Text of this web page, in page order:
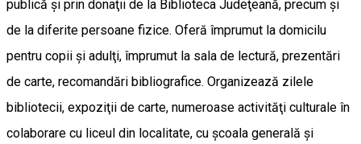
publică şi prin donaţii de la Biblioteca Judeţeană, precum şi
de la diferite persoane fizice. Oferă împrumut la domicilu
pentru copii şi adulţi, împrumut la sala de lectură, prezentări
de carte, recomandări bibliografice. Organizează zilele
bibliotecii, expoziţii de carte, numeroase activităţi culturale în
colaborare cu liceul din localitate, cu şcoala generală şi